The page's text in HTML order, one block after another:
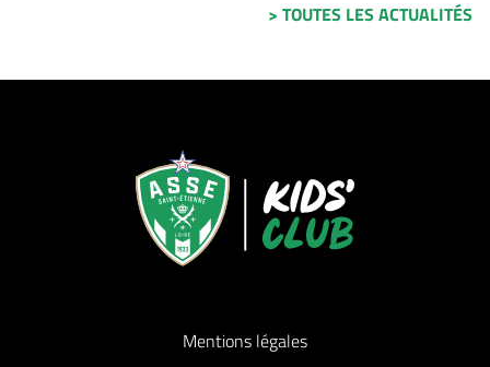
> TOUTES LES ACTUALITÉS
Mentions légales